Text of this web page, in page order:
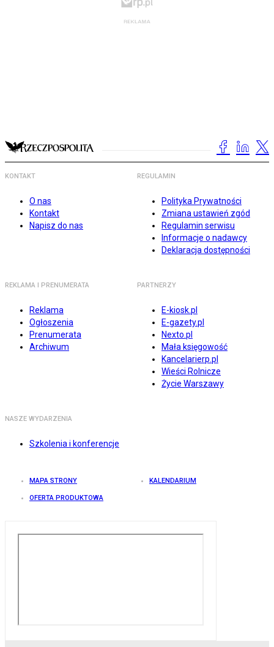
KONTAKT
O nas
Kontakt
Napisz do nas
REGULAMIN
Polityka Prywatności
Zmiana ustawień zgód
Regulamin serwisu
Informacje o nadawcy
Deklaracja dostępności
REKLAMA I PRENUMERATA
Reklama
Ogłoszenia
Prenumerata
Archiwum
PARTNERZY
E-kiosk.pl
E-gazety.pl
Nexto.pl
Mała księgowość
Kancelarierp.pl
Wieści Rolnicze
Życie Warszawy
NASZE WYDARZENIA
Szkolenia i konferencje
MAPA STRONY KALENDARIUM
OFERTA PRODUKTOWA